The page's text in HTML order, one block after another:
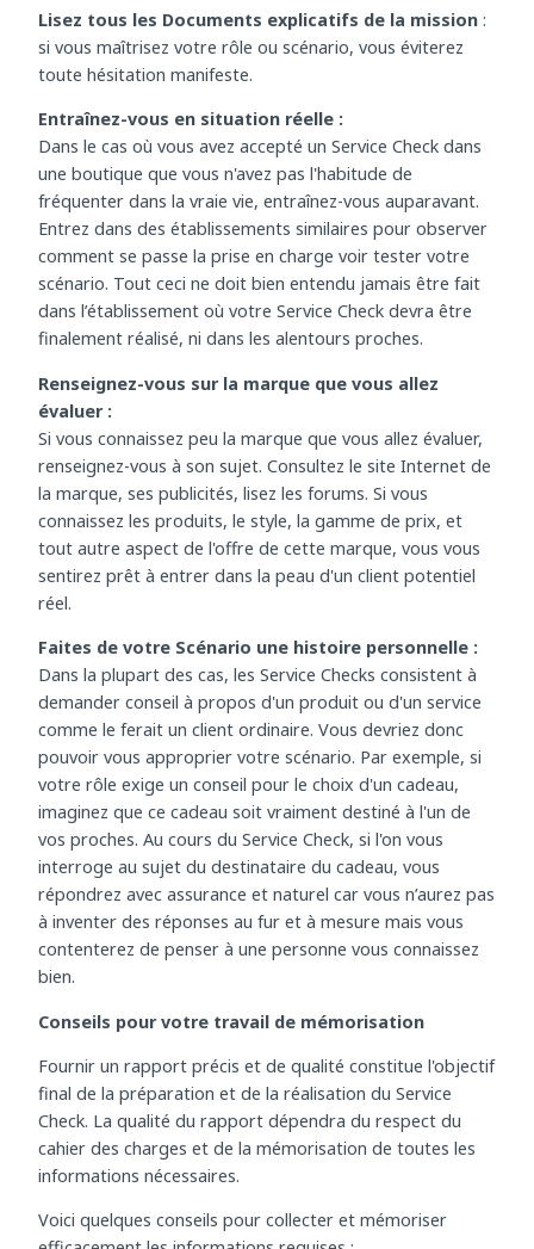
défini. Voici quelques conseils pour réussir :
Lisez tous les Documents explicatifs de la mission
si vous maîtrisez votre rôle ou scénario, vous éviterez
toute hésitation manifeste.
Entraînez-vous en situation réelle :
Dans le cas où vous avez accepté un Service Check dans
une boutique que vous n'avez pas l'habitude de
fréquenter dans la vraie vie, entraînez-vous auparavant.
Entrez dans des établissements similaires pour observer
comment se passe la prise en charge voir tester votre
scénario. Tout ceci ne doit bien entendu jamais être fait
dans l’établissement où votre Service Check devra être
finalement réalisé, ni dans les alentours proches.
Renseignez-vous sur la marque que vous allez
évaluer :
Si vous connaissez peu la marque que vous allez évaluer,
renseignez-vous à son sujet. Consultez le site Internet de
la marque, ses publicités, lisez les forums. Si vous
connaissez les produits, le style, la gamme de prix, et
tout autre aspect de l'offre de cette marque, vous vous
sentirez prêt à entrer dans la peau d'un client potentiel
réel.
Faites de votre Scénario une histoire personnelle :
Dans la plupart des cas, les Service Checks consistent à
demander conseil à propos d'un produit ou d'un service
comme le ferait un client ordinaire. Vous devriez donc
pouvoir vous approprier votre scénario. Par exemple, si
votre rôle exige un conseil pour le choix d'un cadeau,
imaginez que ce cadeau soit vraiment destiné à l'un de
vos proches. Au cours du Service Check, si l'on vous
interroge au sujet du destinataire du cadeau, vous
répondrez avec assurance et naturel car vous n’aurez pas
à inventer des réponses au fur et à mesure mais vous
contenterez de penser à une personne vous connaissez
bien.
Conseils pour votre travail de mémorisation
Fournir un rapport précis et de qualité constitue l'objectif
final de la préparation et de la réalisation du Service
Check. La qualité du rapport dépendra du respect du
cahier des charges et de la mémorisation de toutes les
informations nécessaires.